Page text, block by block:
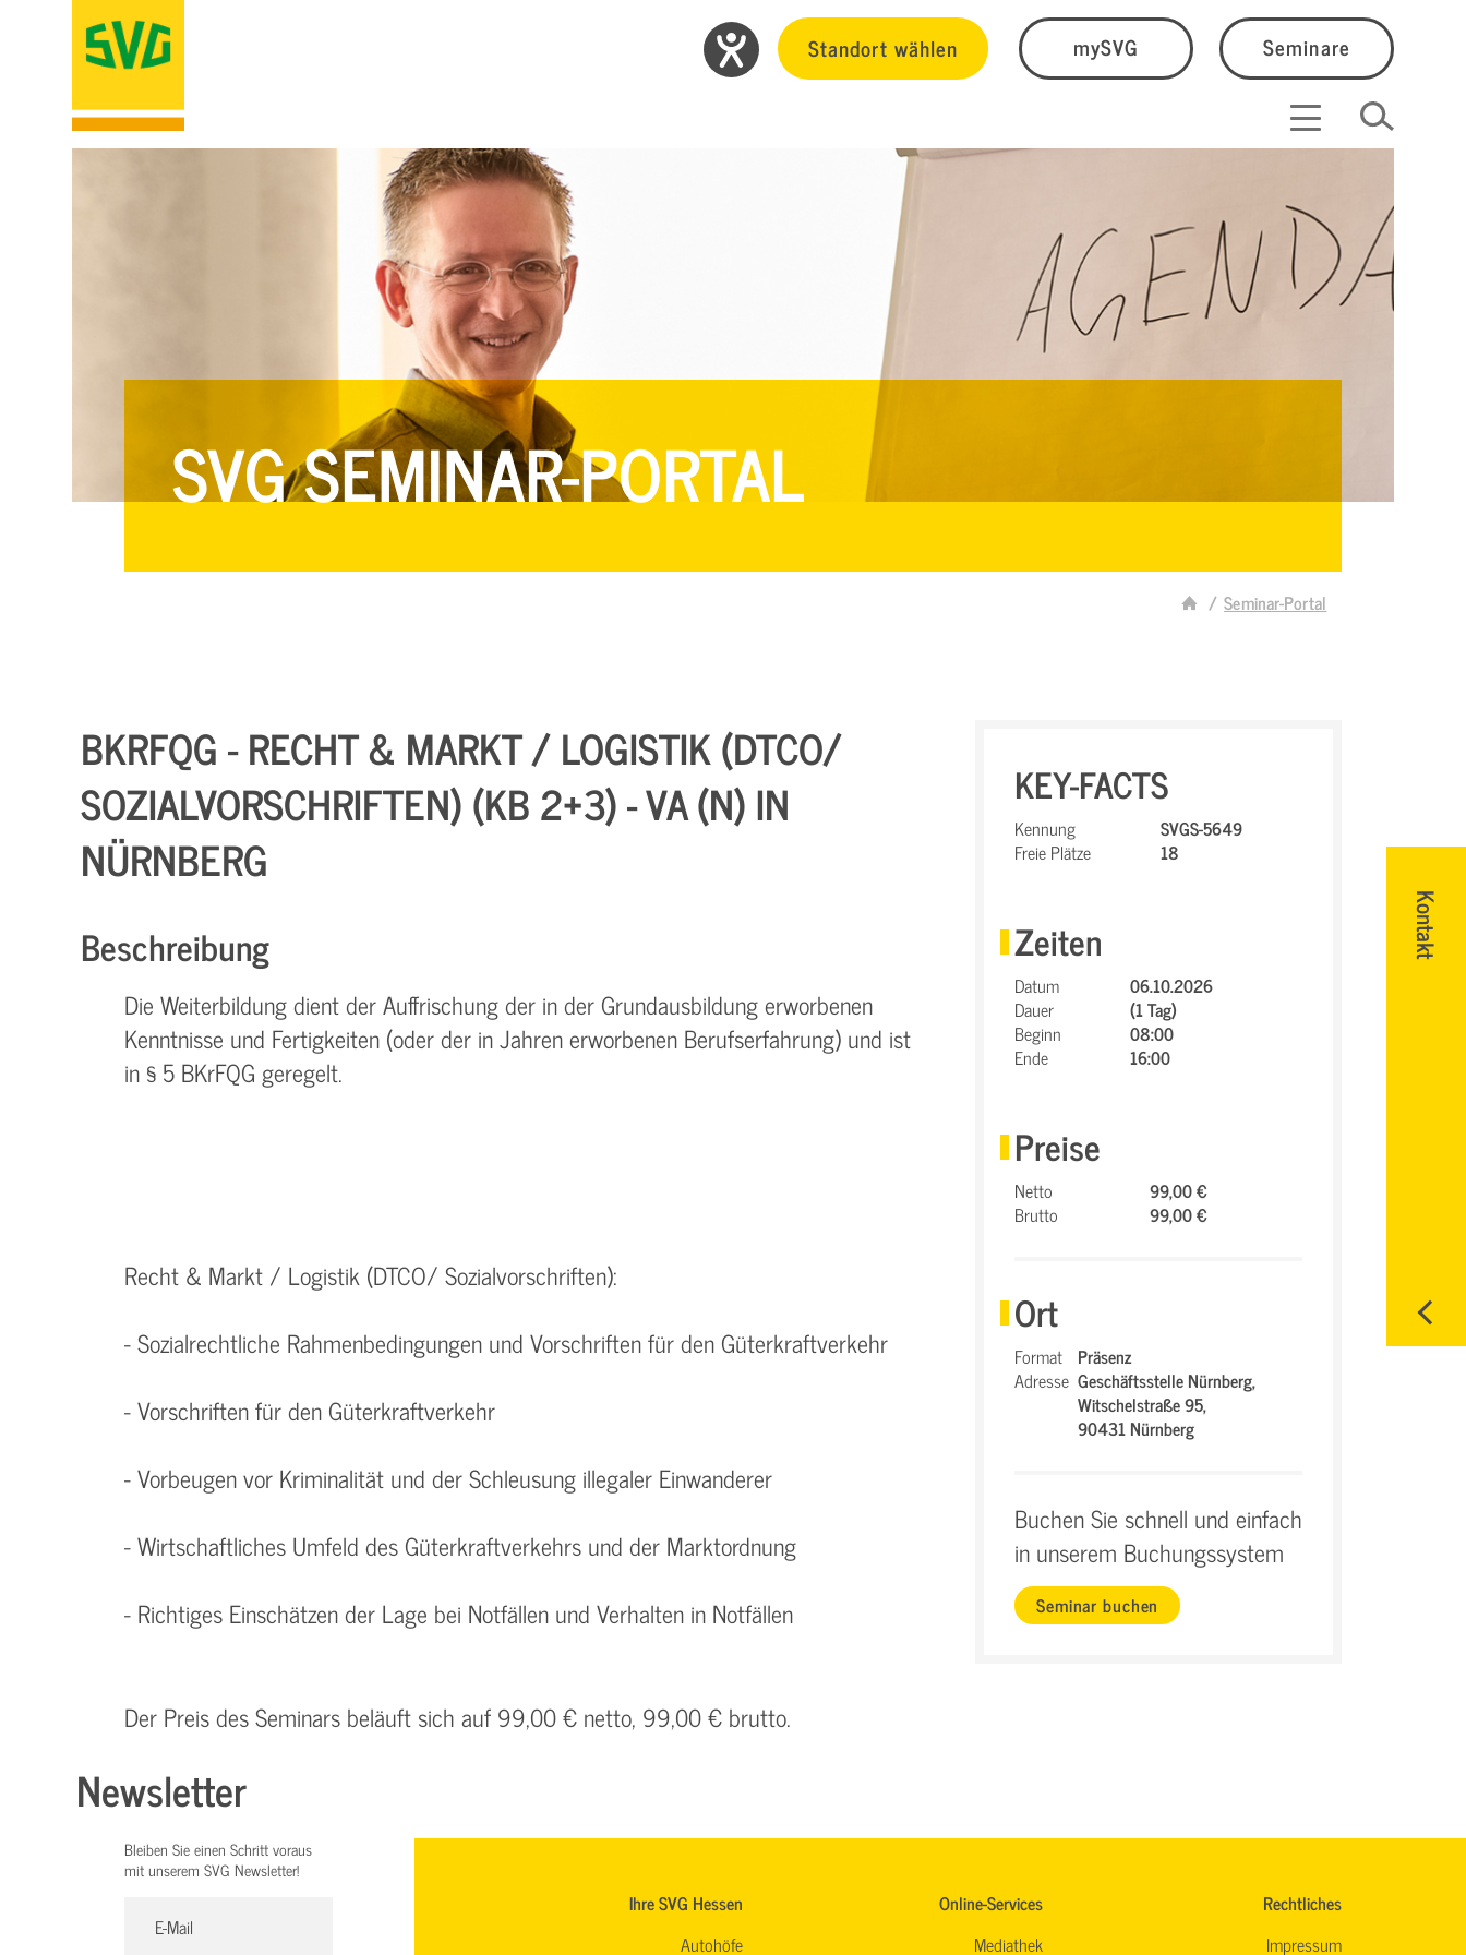
Standort wählen mySVG Seminare
SVG SEMINAR-PORTAL
Seminar-Portal
Kontakt
BKRFQG - RECHT & MARKT / LOGISTIK (DTCO/
SOZIALVORSCHRIFTEN) (KB 2+3) - VA (N) IN
NÜRNBERG
Beschreibung
Die Weiterbildung dient der Auffrischung der in der Grundausbildung erworbenen
Kenntnisse und Fertigkeiten (oder der in Jahren erworbenen Berufserfahrung) und ist
in § 5 BKrFQG geregelt.
Recht & Markt / Logistik (DTCO/ Sozialvorschriften):
- Sozialrechtliche Rahmenbedingungen und Vorschriften für den Güterkraftverkehr
- Vorschriften für den Güterkraftverkehr
- Vorbeugen vor Kriminalität und der Schleusung illegaler Einwanderer
- Wirtschaftliches Umfeld des Güterkraftverkehrs und der Marktordnung
- Richtiges Einschätzen der Lage bei Notfällen und Verhalten in Notfällen
Der Preis des Seminars beläuft sich auf 99,00 € netto, 99,00 € brutto.
KEY-FACTS
Kennung
SVGS-5649
Freie Plätze
18
Zeiten
Datum
06.10.2026
Dauer
(1 Tag)
Beginn
08:00
Ende
16:00
Preise
Netto
99,00 €
Brutto
99,00 €
Ort
Format Präsenz
Adresse Geschäftsstelle Nürnberg,
Witschelstraße 95,
90431 Nürnberg
Buchen Sie schnell und einfach
in unserem Buchungssystem
Seminar buchen
Newsletter
Bleiben Sie einen Schritt voraus
mit unserem SVG Newsletter!
Ihre SVG Hessen
Autohöfe
Online-Services
Mediathek
Rechtliches
Impressum